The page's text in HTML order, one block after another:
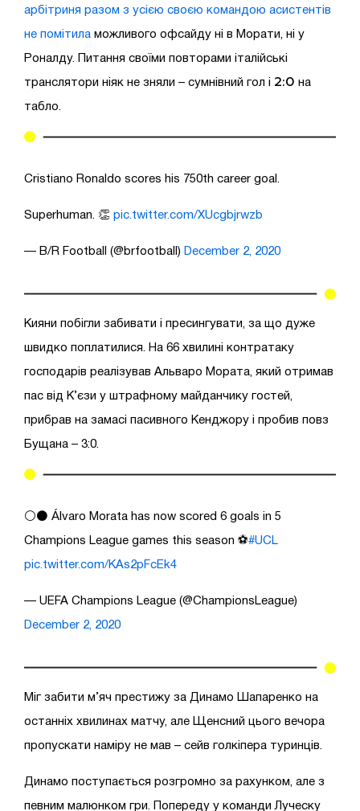
арбітриня разом з усією своєю командою асистентів
не помітила можливого офсайду ні в Морати, ні у
Роналду. Питання своїми повторами італійські
транслятори ніяк не зняли – сумнівний гол і 2:0 на
табло.
Cristiano Ronaldo scores his 750th career goal.
Superhuman. 👏 pic.twitter.com/XUcgbjrwzb
— B/R Football (@brfootball) December 2, 2020
Кияни побігли забивати і пресингувати, за що дуже
швидко поплатилися. На 66 хвилині контратаку
господарів реалізував Альваро Мората, який отримав
пас від К’єзи у штрафному майданчику гостей,
прибрав на замасі пасивного Кенджору і пробив повз
Бущана – 3:0.
⚪️⚫️ Álvaro Morata has now scored 6 goals in 5
Champions League games this season ⚽️#UCL
pic.twitter.com/KAs2pFcEk4
— UEFA Champions League (@ChampionsLeague)
December 2, 2020
Міг забити м’яч престижу за Динамо Шапаренко на
останніх хвилинах матчу, але Щенсний цього вечора
пропускати наміру не мав – сейв голкіпера туринців.
Динамо поступається розгромно за рахунком, але з
певним малюнком гри. Попереду у команди Луческу